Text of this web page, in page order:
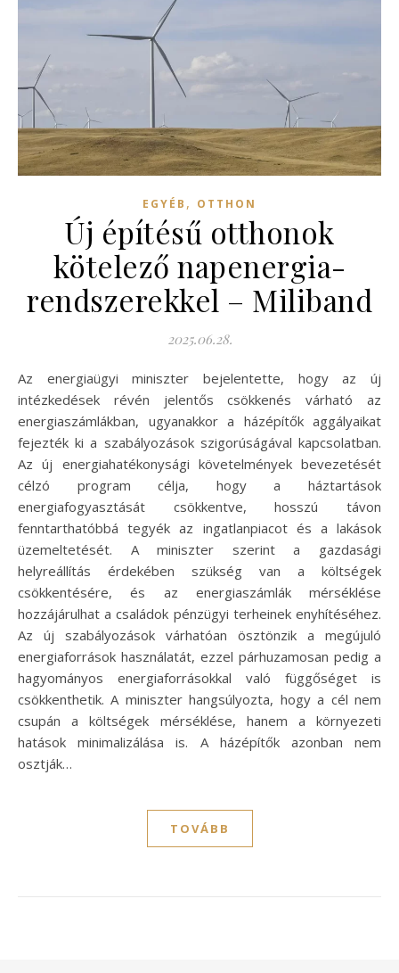
EGYÉB , OTTHON
Új építésű otthonok
kötelező napenergia-
rendszerekkel – Miliband
2025.06.28.
Az energiaügyi miniszter bejelentette, hogy az új
intézkedések révén jelentős csökkenés várható az
energiaszámlákban, ugyanakkor a házépítők aggályaikat
fejezték ki a szabályozások szigorúságával kapcsolatban.
Az új energiahatékonysági követelmények bevezetését
célzó program célja, hogy a háztartások
energiafogyasztását csökkentve, hosszú távon
fenntarthatóbbá tegyék az ingatlanpiacot és a lakások
üzemeltetését. A miniszter szerint a gazdasági
helyreállítás érdekében szükség van a költségek
csökkentésére, és az energiaszámlák mérséklése
hozzájárulhat a családok pénzügyi terheinek enyhítéséhez.
Az új szabályozások várhatóan ösztönzik a megújuló
energiaforrások használatát, ezzel párhuzamosan pedig a
hagyományos energiaforrásokkal való függőséget is
csökkenthetik. A miniszter hangsúlyozta, hogy a cél nem
csupán a költségek mérséklése, hanem a környezeti
hatások minimalizálása is. A házépítők azonban nem
osztják…
TOVÁBB